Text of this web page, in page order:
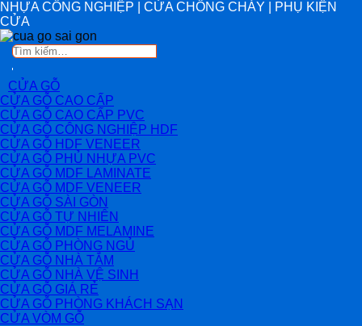
NHỰA CÔNG NGHIỆP | CỬA CHỐNG CHÁY | PHỤ KIỆN
CỬA
Tìm
CỬA GỖ
CỬA GỖ CAO CẤP
CỬA GỖ CAO CẤP PVC
CỬA GỖ CÔNG NGHIỆP HDF
CỬA GỖ HDF VENEER
CỬA GỖ PHỦ NHỰA PVC
CỬA GỖ MDF LAMINATE
CỬA GỖ MDF VENEER
CỬA GỖ SÀI GÒN
CỬA GỖ TỰ NHIÊN
CỬA GỖ MDF MELAMINE
CỬA GỖ PHÒNG NGỦ
CỬA GỖ NHÀ TẮM
CỬA GỖ NHÀ VỆ SINH
CỬA GỖ GIÁ RẺ
CỬA GỖ PHÒNG KHÁCH SẠN
CỬA VÒM GỖ